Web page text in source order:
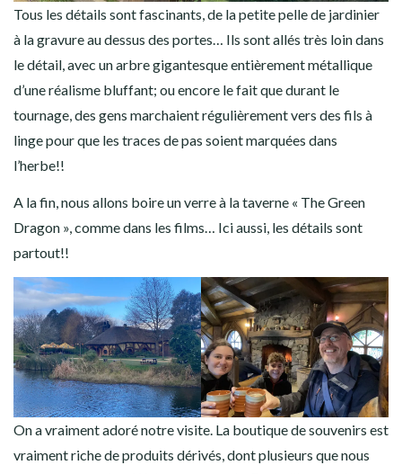
Tous les détails sont fascinants, de la petite pelle de jardinier
à la gravure au dessus des portes… Ils sont allés très loin dans
le détail, avec un arbre gigantesque entièrement métallique
d’une réalisme bluffant; ou encore le fait que durant le
tournage, des gens marchaient régulièrement vers des fils à
linge pour que les traces de pas soient marquées dans
l’herbe!!
A la fin, nous allons boire un verre à la taverne « The Green
Dragon », comme dans les films… Ici aussi, les détails sont
partout!!
On a vraiment adoré notre visite. La boutique de souvenirs est
vraiment riche de produits dérivés, dont plusieurs que nous